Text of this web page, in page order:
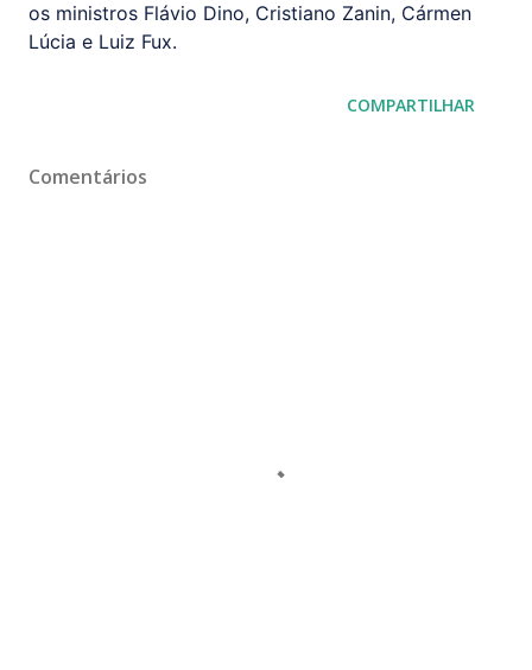
os ministros Flávio Dino, Cristiano Zanin, Cármen
Lúcia e Luiz Fux.
COMPARTILHAR
Comentários